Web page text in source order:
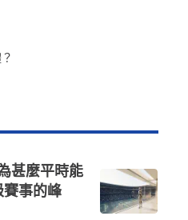
甚麼平時能
賽事的峰